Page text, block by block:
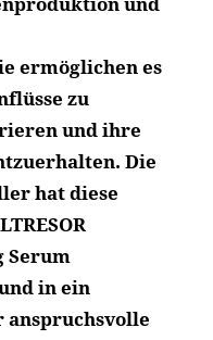
ermöglichen es
zu
und ihre
Die
hat diese
Serum
in ein